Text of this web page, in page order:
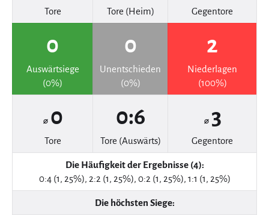
Tore Tore (Heim) Gegentore
0
Auswärtsiege
(0%)
0
Unentschieden
(0%)
2
Niederlagen
(100%)
⌀ 0
Tore
0:6
Tore (Auswärts)
⌀ 3
Gegentore
Die Häufigkeit der Ergebnisse (4):
0:4 (1, 25%), 2:2 (1, 25%), 0:2 (1, 25%), 1:1 (1, 25%)
Die höchsten Siege: